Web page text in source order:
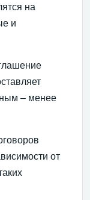
на
и
– менее
от